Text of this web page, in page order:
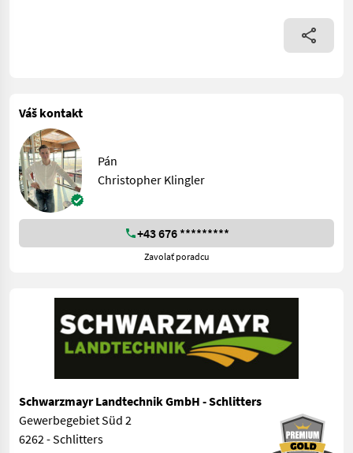
Váš kontakt
Pán
Christopher Klingler
+43 676 *********
Zavolať poradcu
Schwarzmayr Landtechnik GmbH - Schlitters
Gewerbegebiet Süd 2
6262 - Schlitters